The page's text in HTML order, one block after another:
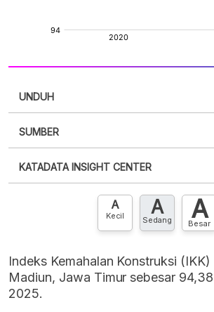
UNDUH
XLS
SUMBER
punya akun?Silakan Daftar sekarang
KATADATA INSIGHT CENTER
Hubungi sekarang »
A
Kecil A
Sedang A
Besar
Indeks Kemahalan Konstruksi
Madiun, Jawa Timur sebesar
2025.